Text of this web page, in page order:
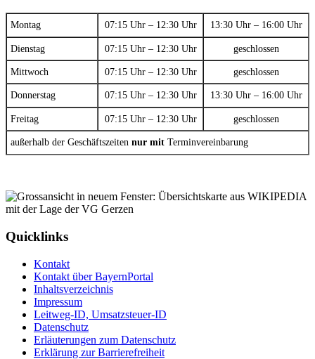
Montag 07:15 Uhr – 12:30 Uhr 13:30 Uhr – 16:00 Uhr
Dienstag 07:15 Uhr – 12:30 Uhr geschlossen
Mittwoch 07:15 Uhr – 12:30 Uhr geschlossen
Donnerstag 07:15 Uhr – 12:30 Uhr 13:30 Uhr – 16:00 Uhr
Freitag 07:15 Uhr – 12:30 Uhr geschlossen
außerhalb der Geschäftszeiten nur mit Terminvereinbarung
Quicklinks
Kontakt
Kontakt über BayernPortal
Inhaltsverzeichnis
Impressum
Leitweg-ID, Umsatzsteuer-ID
Datenschutz
Erläuterungen zum Datenschutz
Erklärung zur Barrierefreiheit